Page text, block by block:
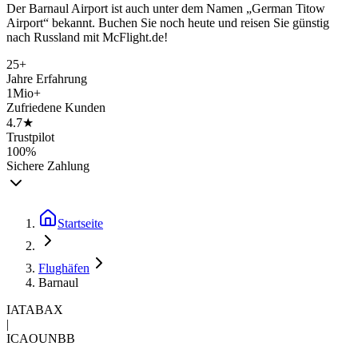
Der Barnaul Airport ist auch unter dem Namen „German Titow
Airport“ bekannt. Buchen Sie noch heute und reisen Sie günstig
nach Russland mit McFlight.de!
25+
Jahre Erfahrung
1Mio+
Zufriedene Kunden
4.7★
Trustpilot
100%
Sichere Zahlung
Startseite
Flughäfen
Barnaul
IATABAX
|
ICAOUNBB